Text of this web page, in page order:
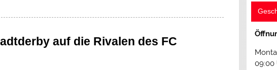
auf die Rivalen des FC
09:00